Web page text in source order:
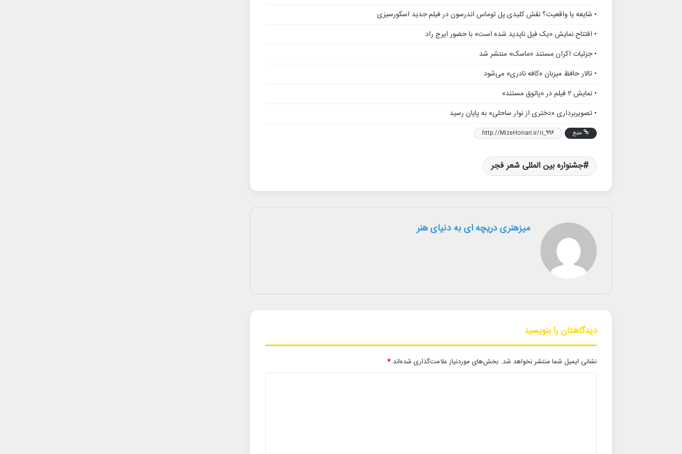
• شایعه یا واقعیت؟ نقش کلیدی پل توماس اندرسون در فیلم جدید اسکورسیزی
• افتتاح نمایش «یک فیل ناپدید شده است» با حضور ایرج راد
• جزئیات اکران مستند «ماسک» منتشر شد
• تالار حافظ میزبان «کافه نادری» می‌شود
• نمایش ۲ فیلم در «پاتوق مستند»
• تصویربرداری «دختری از نوار ساحلی» به پایان رسید
منبع http://MizeHonari.ir/11_996
جشنواره بین المللی شعر فجر
میزهنری دریچه ای به دنیای هنر
دیدگاهتان را بنویسید
نشانی ایمیل شما منتشر نخواهد شد. بخش‌های موردنیاز علامت‌گذاری شده‌اند *